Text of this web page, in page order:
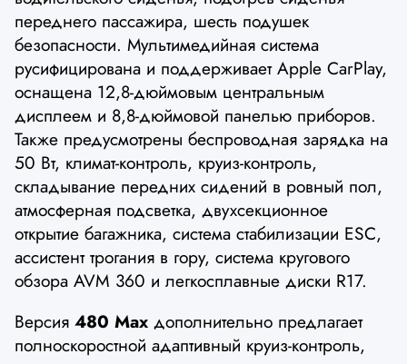
переднего пассажира, шесть подушек
безопасности. Мультимедийная система
русифицирована и поддерживает Apple CarPlay,
оснащена 12,8-дюймовым центральным
дисплеем и 8,8-дюймовой панелью приборов.
Также предусмотрены беспроводная зарядка на
50 Вт, климат-контроль, круиз-контроль,
складывание передних сидений в ровный пол,
атмосферная подсветка, двухсекционное
открытие багажника, система стабилизации ESC,
ассистент трогания в гору, система кругового
обзора AVM 360 и легкосплавные диски R17.
Версия 480 Max дополнительно предлагает
полноскоростной адаптивный круиз-контроль,